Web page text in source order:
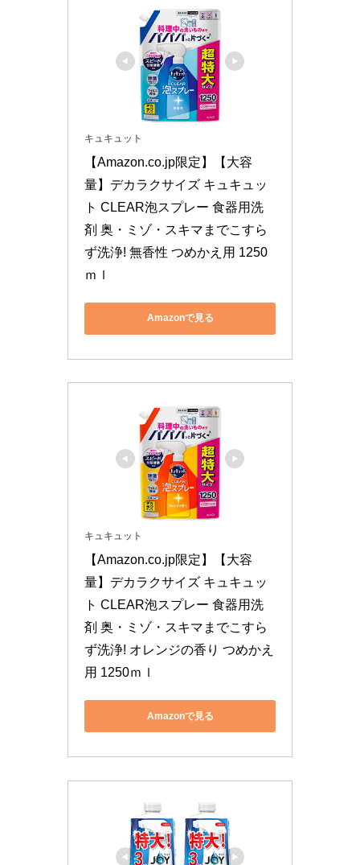
キュキュット
【Amazon.co.jp限定】【大容
量】デカラクサイズ キュキュッ
ト CLEAR泡スプレー 食器用洗
剤 奥・ミゾ・スキマまでこすら
ず洗浄! 無香性 つめかえ用 1250
ｍｌ
Amazonで見る
キュキュット
【Amazon.co.jp限定】【大容
量】デカラクサイズ キュキュッ
ト CLEAR泡スプレー 食器用洗
剤 奥・ミゾ・スキマまでこすら
ず洗浄! オレンジの香り つめかえ
用 1250ｍｌ
Amazonで見る